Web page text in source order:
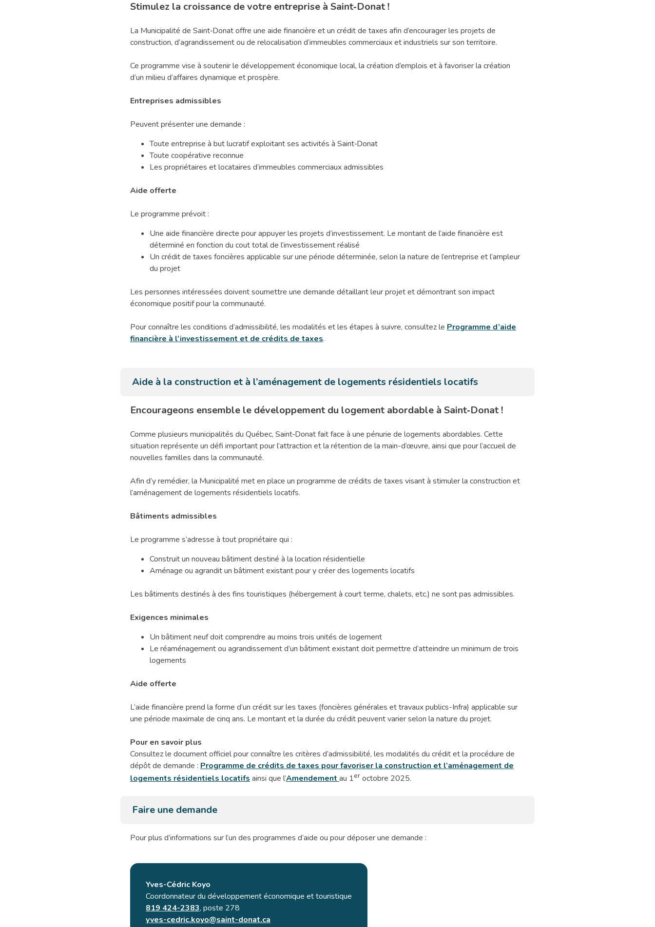
Stimulez la croissance de votre entreprise à Saint‑Donat !
La Municipalité de Saint‑Donat offre une aide financière et un crédit de taxes afin d’encourager les projets de
construction, d’agrandissement ou de relocalisation d’immeubles commerciaux et industriels sur son territoire.
Ce programme vise à soutenir le développement économique local, la création d’emplois et à favoriser la création
d’un milieu d’affaires dynamique et prospère.
Entreprises admissibles
Peuvent présenter une demande :
Toute entreprise à but lucratif exploitant ses activités à Saint‑Donat
Toute coopérative reconnue
Les propriétaires et locataires d’immeubles commerciaux admissibles
Aide offerte
Le programme prévoit :
Une aide financière directe pour appuyer les projets d’investissement. Le montant de l’aide financière est
déterminé en fonction du cout total de l’investissement réalisé
Un crédit de taxes foncières applicable sur une période déterminée, selon la nature de l’entreprise et l’ampleur
du projet
Les personnes intéressées doivent soumettre une demande détaillant leur projet et démontrant son impact
économique positif pour la communauté.
Pour connaître les conditions d’admissibilité, les modalités et les étapes à suivre, consultez le Programme d’aide
financière à l’investissement et de crédits de taxes.
Aide à la construction et à l’aménagement de logements résidentiels locatifs
Encourageons ensemble le développement du logement abordable à Saint‑Donat !
Comme plusieurs municipalités du Québec, Saint‑Donat fait face à une pénurie de logements abordables. Cette
situation représente un défi important pour l’attraction et la rétention de la main-d’œuvre, ainsi que pour l’accueil de
nouvelles familles dans la communauté.
Afin d’y remédier, la Municipalité met en place un programme de crédits de taxes visant à stimuler la construction et
l’aménagement de logements résidentiels locatifs.
Bâtiments admissibles
Le programme s’adresse à tout propriétaire qui :
Construit un nouveau bâtiment destiné à la location résidentielle
Aménage ou agrandit un bâtiment existant pour y créer des logements locatifs
Les bâtiments destinés à des fins touristiques (hébergement à court terme, chalets, etc.) ne sont pas admissibles.
Exigences minimales
Un bâtiment neuf doit comprendre au moins trois unités de logement
Le réaménagement ou agrandissement d’un bâtiment existant doit permettre d’atteindre un minimum de trois
logements
Aide offerte
L’aide financière prend la forme d’un crédit sur les taxes (foncières générales et travaux publics-Infra) applicable sur
une période maximale de cinq ans. Le montant et la durée du crédit peuvent varier selon la nature du projet.
Pour en savoir plus
Consultez le document officiel pour connaître les critères d’admissibilité, les modalités du crédit et la procédure de
dépôt de demande : Programme de crédits de taxes pour favoriser la construction et l’aménagement de
logements résidentiels locatifs ainsi que l’Amendement au 1er octobre 2025.
Faire une demande
Pour plus d’informations sur l’un des programmes d’aide ou pour déposer une demande :
Yves-Cédric Koyo
Coordonnateur du développement économique et touristique
819 424-2383, poste 278
yves-cedric.koyo@saint-donat.ca